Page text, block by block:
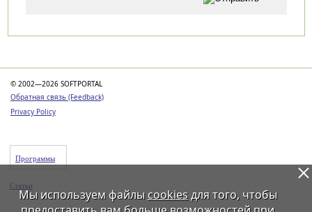
© 2002—2026 SOFTPORTAL
Обратная связь (Feedback)
Privacy Policy
Программы
Статьи
Мы используем файлы cookiesдля того, чтобы